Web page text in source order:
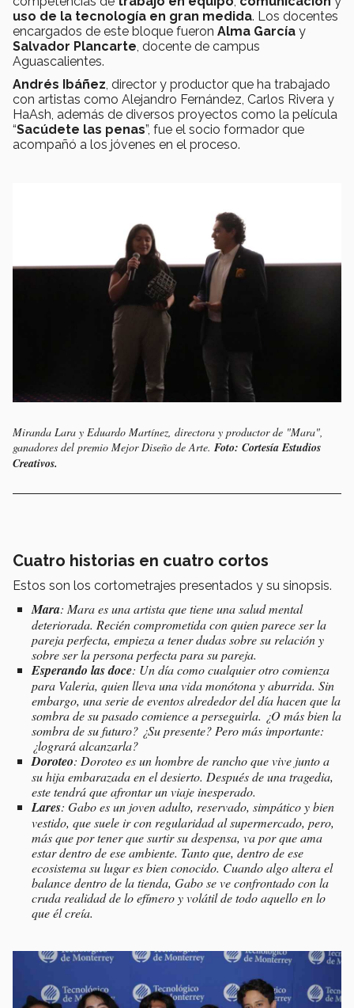
uso de la tecnología en gran medida. Los docentes
encargados de este bloque fueron Alma García y
Salvador Plancarte , docente de campus
Aguascalientes.
Andrés Ibáñez , director y productor que ha trabajado
con artistas como Alejandro Fernández, Carlos Rivera y
HaAsh, además de diversos proyectos como la película
“Sacúdete las penas”, fue el socio formador que
acompañó a los jóvenes en el proceso.
Miranda Lara y Eduardo Martínez, directora y productor de "Mara",
ganadores del premio Mejor Diseño de Arte. Foto: Cortesía Estudios
Creativos.
Cuatro historias en cuatro cortos
Estos son los cortometrajes presentados y su sinopsis.
Mara: Mara es una artista que tiene una salud mental
deteriorada. Recién comprometida con quien parece ser la
pareja perfecta, empieza a tener dudas sobre su relación y
sobre ser la persona perfecta para su pareja.
Esperando las doce: Un día como cualquier otro comienza
para Valeria, quien lleva una vida monótona y aburrida. Sin
embargo, una serie de eventos alrededor del día hacen que la
sombra de su pasado comience a perseguirla. ¿O más bien la
sombra de su futuro? ¿Su presente? Pero más importante:
¿logrará alcanzarla?
Doroteo: Doroteo es un hombre de rancho que vive junto a
su hija embarazada en el desierto. Después de una tragedia,
este tendrá que afrontar un viaje inesperado.
Lares: Gabo es un joven adulto, reservado, simpático y bien
vestido, que suele ir con regularidad al supermercado, pero,
más que por tener que surtir su despensa, va por que ama
estar dentro de ese ambiente. Tanto que, dentro de ese
ecosistema su lugar es bien conocido. Cuando algo altera el
balance dentro de la tienda, Gabo se ve confrontado con la
cruda realidad de lo efímero y volátil de todo aquello en lo
que él creía.